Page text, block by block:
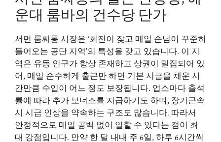
운대 룸바의 건수당 단가
서면 룸싸롱 시장은 ‘회전이 잦고 매일 손님이 꾸준히
들어오는 공단 지역’의 특성을 갖고 있습니다. 이 지
역은 유동 인구가 항상 존재하고 상권이 밀집되어 있
어, 매일 순수하게 출근만 하면 기본 시급을 채운 시
간만큼 수입이 어느 정도 보장됩니다. 업소마다 출석
률에 따라 추가 보너스를 지급하기도 하며, 장기근속
시 시급 인상을 약속하는 구조도 많습니다. 따라서
안정적으로 매일 공백 없이 일할 수 있다는 점이 최
대 강점입니다. 만약 한 달 내내 주 6일, 하루 6시간씩